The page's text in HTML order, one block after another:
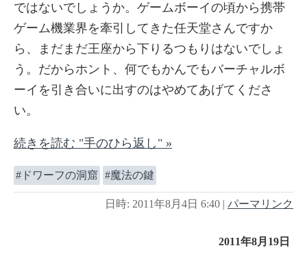
ではないでしょうか。ゲームボーイの頃から携帯
ゲーム機業界を牽引してきた任天堂さんですか
ら、まだまだ王座から下りるつもりはないでしょ
う。だからホント、何でもかんでもバーチャルボ
ーイを引き合いに出すのはやめてあげてくださ
い。
続きを読む "手のひら返し" »
ドワーフの洞窟 魔法の鍵
日時: 2011年8月4日 6:40 | パーマリンク
2011年8月19日